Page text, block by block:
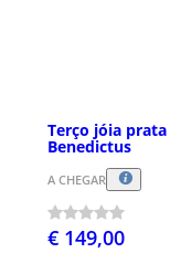
Terço jóia
Benedictus
A CHEGAR
€ 149,00